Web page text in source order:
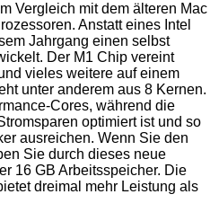
Vergleich mit dem älteren Mac
Anstatt eines Intel
Jahrgang einen selbst
Der M1 Chip vereint
vieles weitere auf einem
unter anderem aus 8 Kernen.
Cores, während die
optimiert ist und so
ausreichen. Wenn Sie den
Sie durch dieses neue
16 GB Arbeitsspeicher. Die
dreimal mehr Leistung als